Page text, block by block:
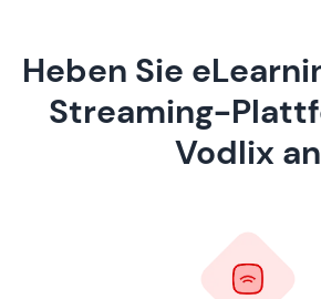
Heben Sie
Streaming-
Vodlix an